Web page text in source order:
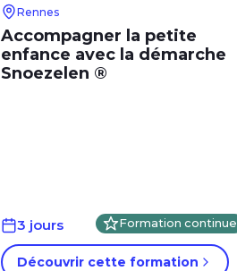
Rennes
Accompagner la petite
enfance avec la démarche
Snoezelen ®
3 jours Formation continue
Découvrir cette formation